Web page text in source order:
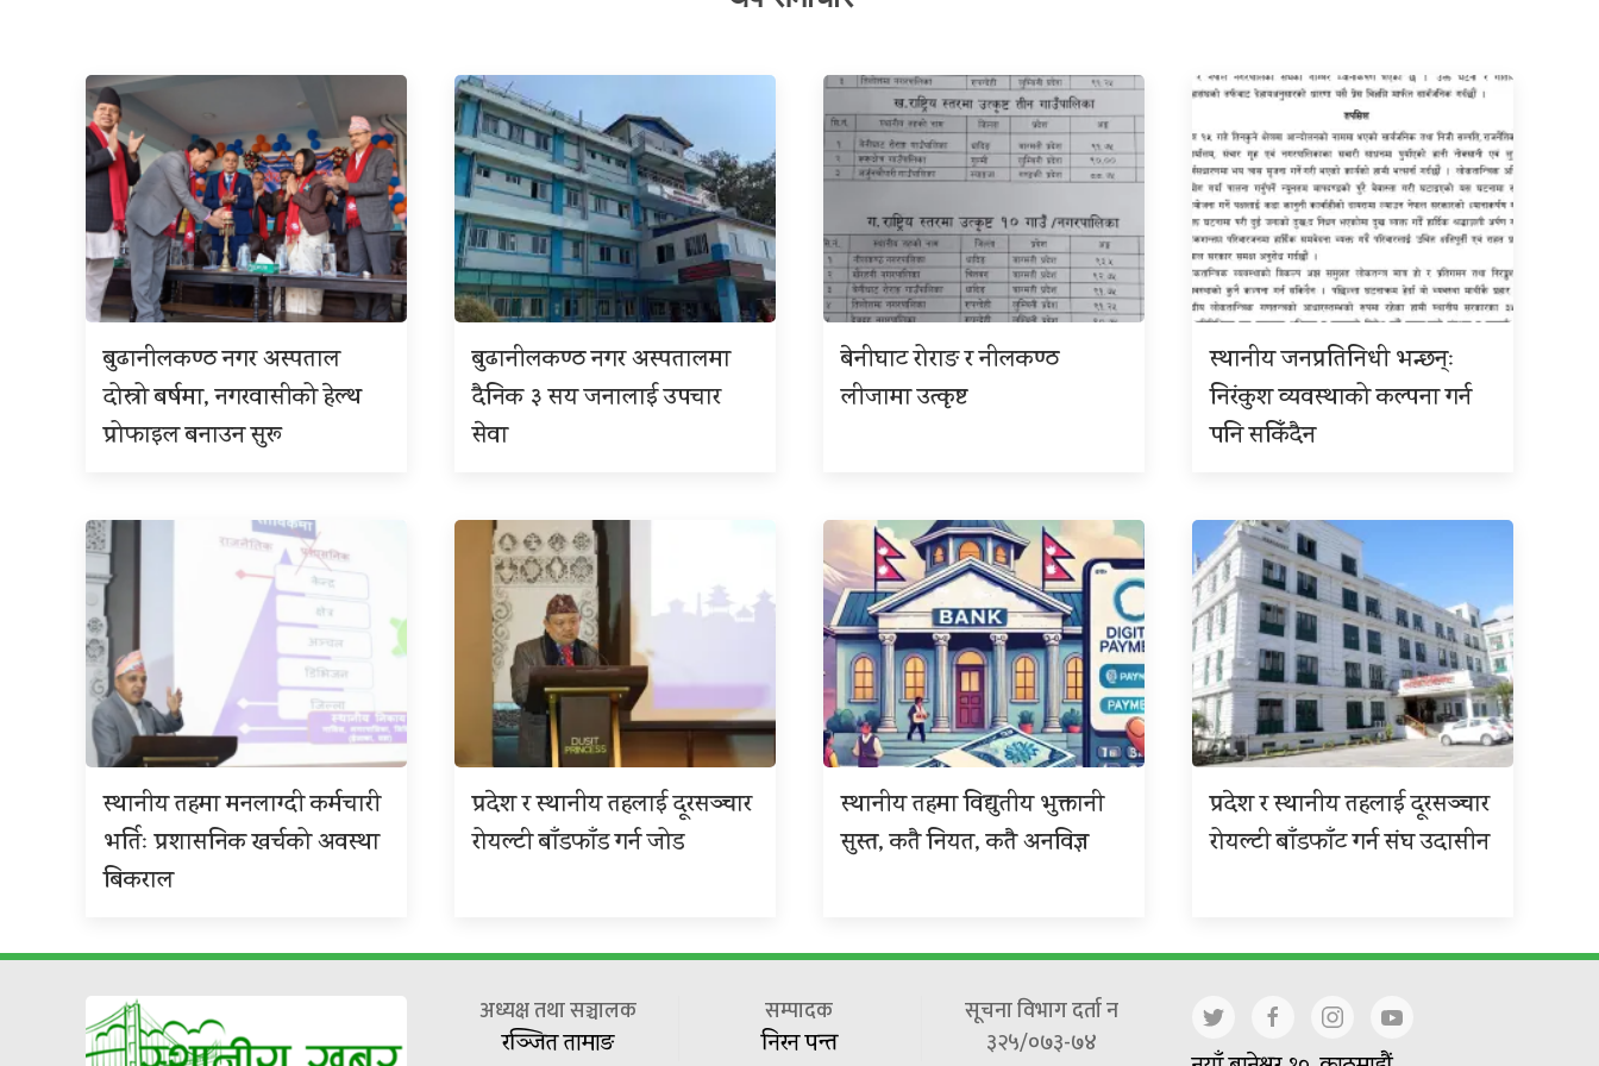
बुढानीलकण्ठ नगर अस्पताल
दोस्रो बर्षमा, नगरवासीको हेल्थ
प्रोफाइल बनाउन सुरू
बुढानीलकण्ठ नगर अस्पतालमा
दैनिक ३ सय जनालाई उपचार
सेवा
बेनीघाट रोराङ र नीलकण्ठ
लीजामा उत्कृष्ट
स्थानीय जनप्रतिनिधी भन्छन्ः
निरंकुश व्यवस्थाको कल्पना गर्न
पनि सकिँदैन
स्थानीय तहमा मनलाग्दी कर्मचारी
भर्तिः प्रशासनिक खर्चको अवस्था
बिकराल
प्रदेश र स्थानीय तहलाई दूरसञ्चार
रोयल्टी बाँडफाँड गर्न जोड
स्थानीय तहमा विद्युतीय भुक्तानी
सुस्त, कतै नियत, कतै अनविज्ञ
प्रदेश र स्थानीय तहलाई दूरसञ्चार
रोयल्टी बाँडफाँट गर्न संघ उदासीन
अध्यक्ष तथा सञ्चालक
रञ्जित तामाङ
सम्पादक
निरन पन्त
सूचना विभाग दर्ता न
३२५/०७३-७४